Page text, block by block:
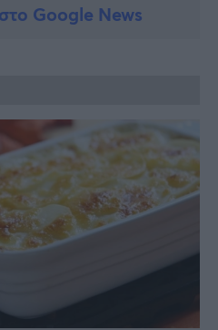
Google News